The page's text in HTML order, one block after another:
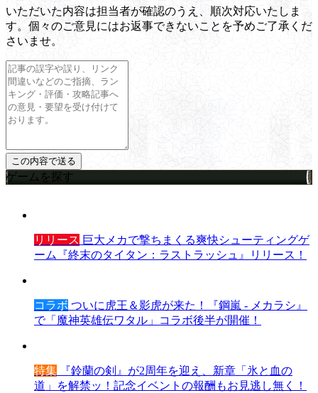
いただいた内容は担当者が確認のうえ、順次対応いたしま
す。個々のご意見にはお返事できないことを予めご了承くだ
さいませ。
ゲームを探す
リリース 巨大メカで撃ちまくる爽快シューティングゲ
ーム『終末のタイタン：ラストラッシュ』リリース！
コラボ ついに虎王＆影虎が来た！『鋼嵐 - メカラシ』
で「魔神英雄伝ワタル」コラボ後半が開催！
特集 『鈴蘭の剣』が2周年を迎え、新章「氷と血の
道」を解禁ッ！記念イベントの報酬もお見逃し無く！